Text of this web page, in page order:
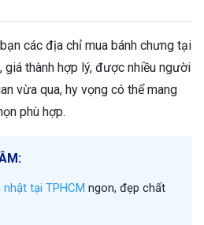
các địa chỉ mua bánh chưng tại
giá thành hợp lý, được nhiều người
vừa qua, hy vọng có thể mang
phù hợp.
tại TPHCM ngon, đẹp chất